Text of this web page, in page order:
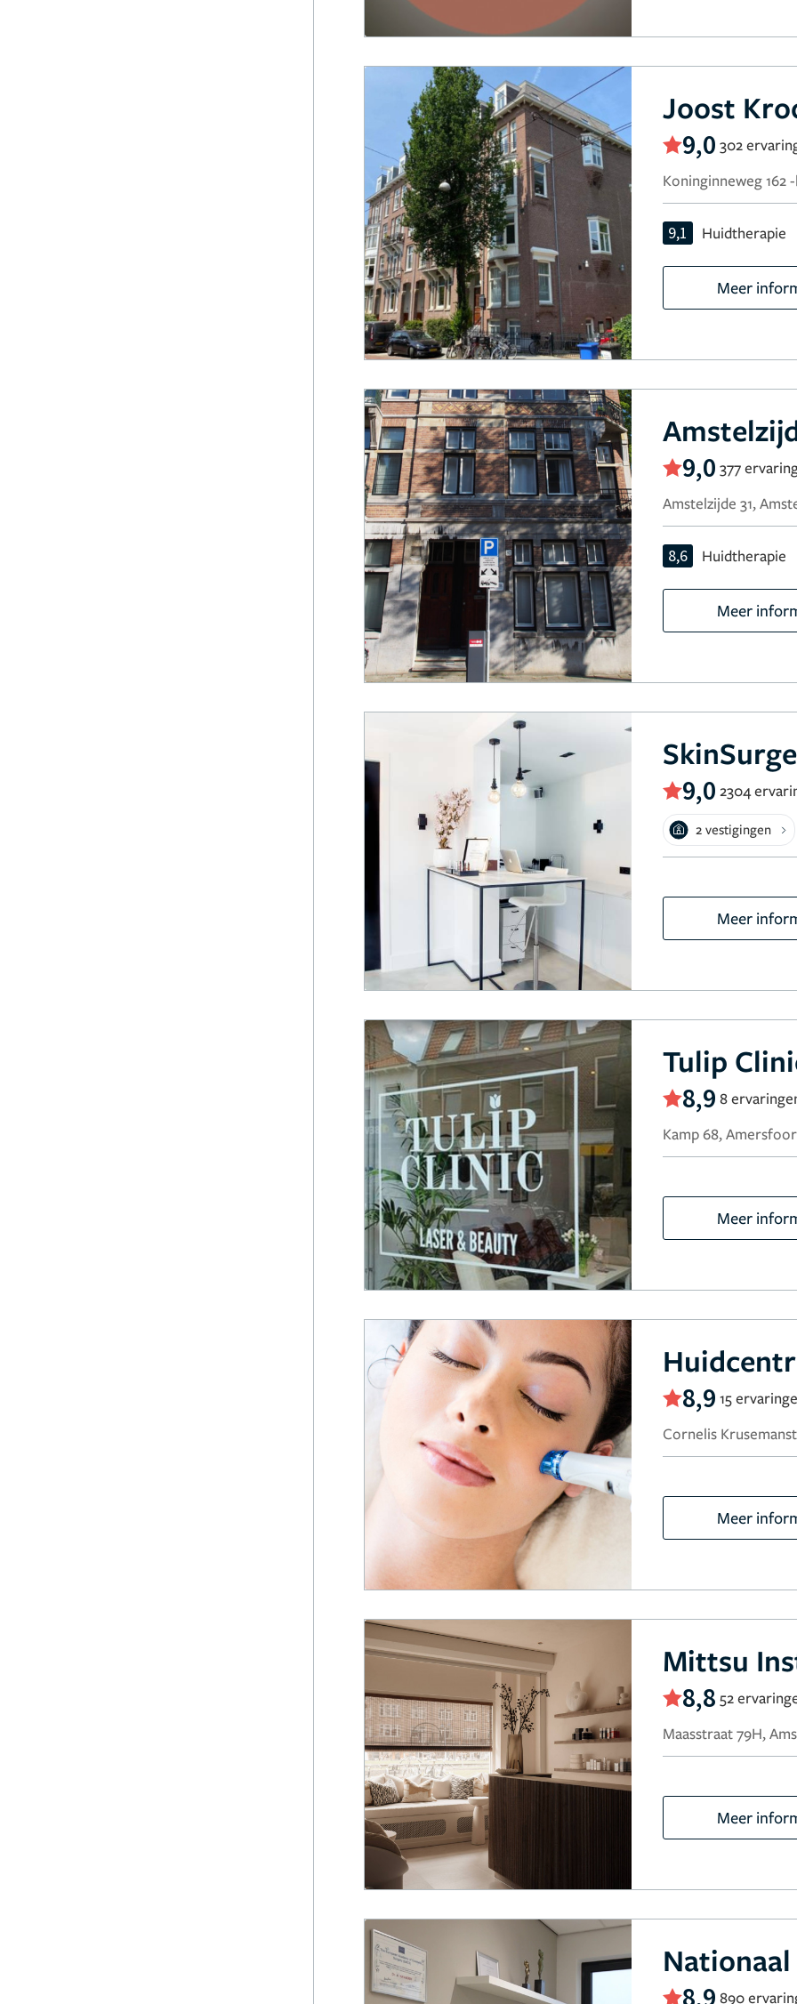
Joost
9,0 302
Koninginneweg 162
9,1 Huidtherapie
Meer
9,0 377
Amstelzijde 31,
8,6 Huidtherapie
Meer
9,0 2304
2 vestigingen
Meer
Tulip
8,9 8
Kamp 68,
Meer
8,9 15
Cornelis
Meer
Mittsu
8,8 52
Maasstraat 79H,
Meer
8,9 890